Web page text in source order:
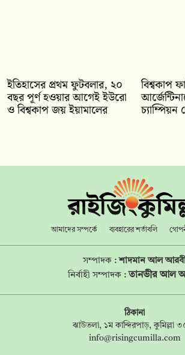
ইতিহাসের প্রথম ফুটবলার, ২০
বছর পূর্ণ হওয়ার আগেই ইউরো
ও বিশ্বকাপ জয় ইয়ামালের
বিশ্বকাপ
চ্যাম্পিয়ন
আমাদের সম্পর্কে ব্যবহারের শর্তাবলি
সম্পাদক :শাদমান আল
নির্বাহী সম্পাদক : তানভীর আল
ঠিকানা
ঝাউতলা, ১ম কান্দিরপাড়, কুমিল্লা
info@risingcumilla.com